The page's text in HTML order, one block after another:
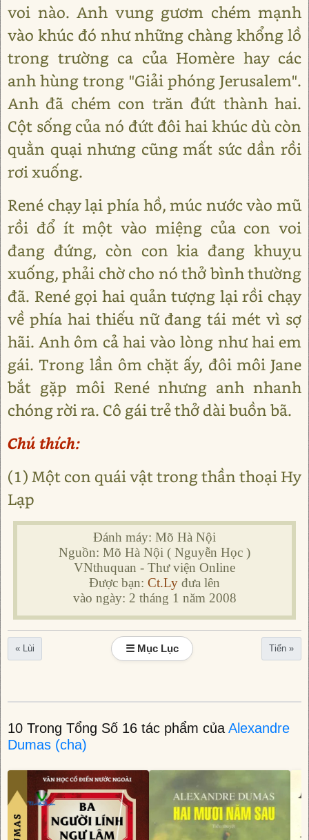
voi nào. Anh vung gươm chém mạnh
vào khúc đó như những chàng khổng lồ
trong trường ca của Homère hay các
anh hùng trong "Giải phóng Jerusalem".
Anh đã chém con trăn đứt thành hai.
Cột sống của nó đứt đôi hai khúc dù còn
quằn quại nhưng cũng mất sức dần rồi
rơi xuống.
René chạy lại phía hồ, múc nước vào mũ
rồi đổ ít một vào miệng của con voi
đang đứng, còn con kia đang khuỵu
xuống, phải chờ cho nó thở bình thường
đã. René gọi hai quản tượng lại rồi chạy
về phía hai thiếu nữ đang tái mét vì sợ
hãi. Anh ôm cả hai vào lòng như hai em
gái. Trong lần ôm chặt ấy, đôi môi Jane
bắt gặp môi René nhưng anh nhanh
chóng rời ra. Cô gái trẻ thở dài buồn bã.
Chú thích:
(1) Một con quái vật trong thần thoại Hy
Lạp
Đánh máy: Mõ Hà Nội
Nguồn: Mõ Hà Nội ( Nguyễn Học )
VNthuquan - Thư viện Online
Được bạn: Ct.Ly đưa lên
vào ngày: 2 tháng 1 năm 2008
« Lùi ☰ Mục Lục Tiến »
10 Trong Tổng Số 16 tác phẩm của Alexandre
Dumas (cha)